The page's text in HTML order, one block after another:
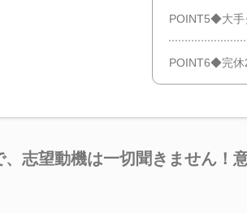
POINT5◆大手
POINT6◆完休
志望動機は一切聞きません！